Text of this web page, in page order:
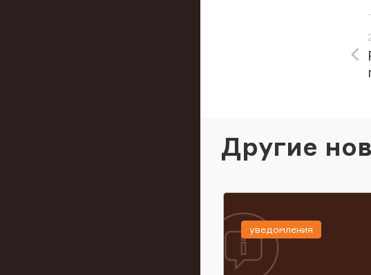
Другие
уведомления